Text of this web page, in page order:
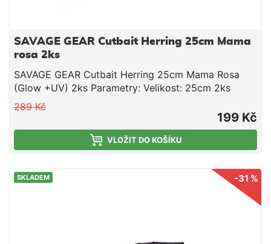
SAVAGE GEAR Cutbait Herring 25cm Mama
rosa 2ks
SAVAGE GEAR Cutbait Herring 25cm Mama Rosa
(Glow +UV) 2ks Parametry: Velikost: 25cm 2ks
289 Kč
199 Kč
VLOŽIT DO KOŠÍKU
-31 %
SKLADEM